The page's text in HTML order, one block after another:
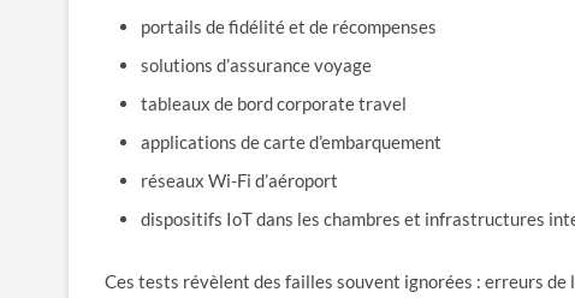
portails de fidélité et de récompenses
solutions d’assurance voyage
tableaux de bord corporate travel
applications de carte d’embarquement
réseaux Wi-Fi d’aéroport
dispositifs IoT dans les chambres et infrastructures
Ces tests révèlent des failles souvent ignorées : erreurs